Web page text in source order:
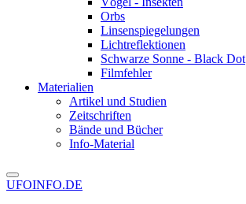
Orbs
Linsenspiegelungen
Lichtreflektionen
Schwarze Sonne - Black Dot
Filmfehler
Materialien
Artikel und Studien
Zeitschriften
Bände und Bücher
Info-Material
UFOINFO.DE